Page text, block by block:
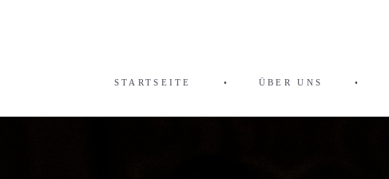
STARTSEITE • ÜBER UNS •